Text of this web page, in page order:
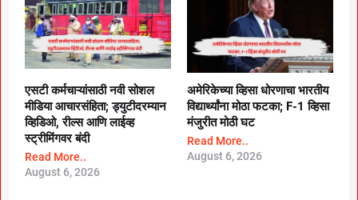
एसटी कर्मचाऱ्यांसाठी नवी सोशल
मीडिया आचारसंहिता; ड्युटीदरम्यान
व्हिडिओ, रील्स आणि लाईव्ह
स्ट्रीमिंगवर बंदी
Read More..
August 6, 2026
अमेरिकेच्या व्हिसा धोरणाचा भारतीय
विद्यार्थ्यांना मोठा फटका; F-1 व्हिसा
मंजुरीत मोठी घट
Read More..
August 6, 2026